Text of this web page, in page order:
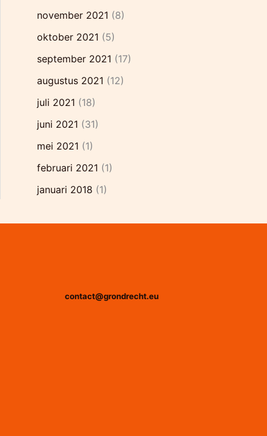
november 2021 (8)
oktober 2021 (5)
september 2021 (17)
augustus 2021 (12)
juli 2021 (18)
juni 2021 (31)
mei 2021 (1)
februari 2021 (1)
januari 2018 (1)
contact@grondrecht.eu